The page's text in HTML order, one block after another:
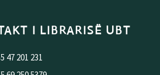
I LIBRARISË UBT
47 201 231